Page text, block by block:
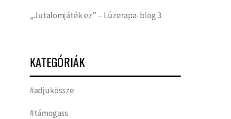
„Jutalomjáték ez” – Lúzerapa-blog 3.
KATEGÓRIÁK
#adjukössze
#támogass